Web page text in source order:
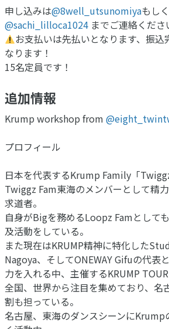
申し込みは@8well_utsunomiyaもし
@sachi_lilloca1024 までご連絡くださ
お支払いは先払いとなります、振込
なります！
15名定員です！
追加情報
Krump workshop from
プロフィール
日本を代表するKrump Family「
Twiggz Fam東海のメンバーとして精
求道者。
自身がBigを務めるLoopz Famとして
及活動をしている。
また現在はKRUMP精神に特化した
Nagoya、そしてONEWAY Gifuの代表
力を入れる中、主催するKRUMP
全国、世界から注目を集めており、名
割も担っている。
名古屋、東海のダンスシーンにKrump